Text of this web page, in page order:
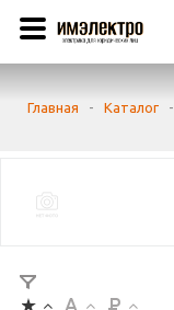
Главная - Каталог -